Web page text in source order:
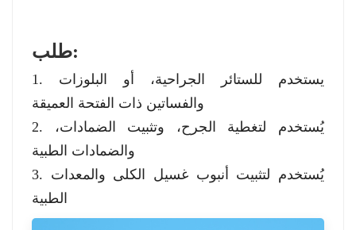
طلب:
1. يستخدم للستائر الجراحية، أو البلوزات
والفساتين ذات الفتحة العميقة
2. يُستخدم لتغطية الجرح، وتثبيت الضمادات،
والضمادات الطبية
3. يُستخدم لتثبيت أنبوب غسيل الكلى والمعدات
الطبية